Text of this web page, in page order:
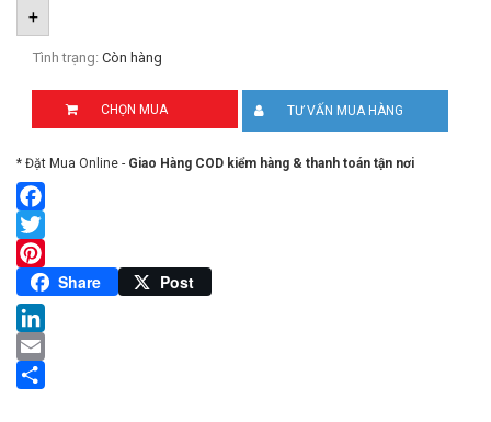
+
Tình trạng: Còn hàng
CHỌN MUA TƯ VẤN MUA HÀNG
* Đặt Mua Online - Giao Hàng COD kiểm hàng & thanh toán tận nơi
Facebook
Twitter
Pinterest
Share Post
LinkedIn
Email